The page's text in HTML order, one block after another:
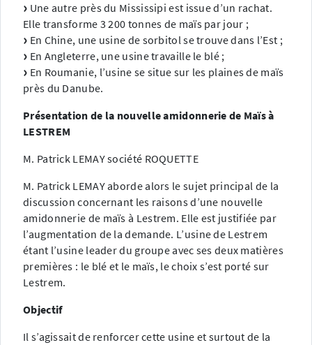
Une autre près du Mississipi est issue d’un rachat.
Elle transforme 3 200 tonnes de maïs par jour ;
En Chine, une usine de sorbitol se trouve dans l’Est ;
En Angleterre, une usine travaille le blé ;
En Roumanie, l’usine se situe sur les plaines de maïs
près du Danube.
Présentation de la nouvelle amidonnerie de Maïs à
LESTREM
M. Patrick LEMAY société ROQUETTE
M. Patrick LEMAY aborde alors le sujet principal de la
discussion concernant les raisons d’une nouvelle
amidonnerie de maïs à Lestrem. Elle est justifiée par
l’augmentation de la demande. L’usine de Lestrem
étant l’usine leader du groupe avec ses deux matières
premières : le blé et le maïs, le choix s’est porté sur
Lestrem.
Objectif
Il s’agissait de renforcer cette usine et surtout de la